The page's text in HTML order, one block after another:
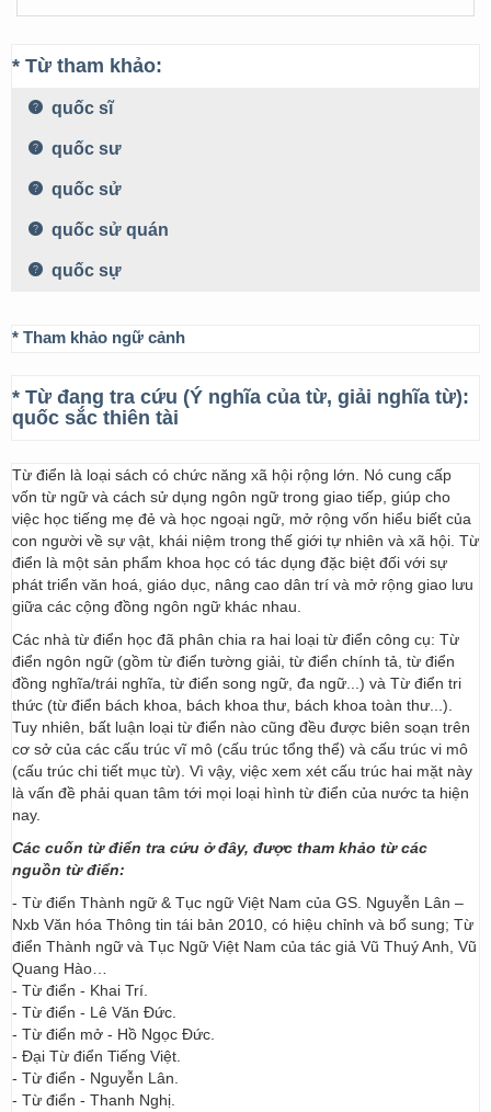
* Từ tham khảo:
quốc sĩ
quốc sư
quốc sử
quốc sử quán
quốc sự
* Tham khảo ngữ cảnh
* Từ đang tra cứu (Ý nghĩa của từ, giải nghĩa từ):
quốc sắc thiên tài
Từ điển là loại sách có chức năng xã hội rộng lớn. Nó cung cấp
vốn từ ngữ và cách sử dụng ngôn ngữ trong giao tiếp, giúp cho
việc học tiếng mẹ đẻ và học ngoại ngữ, mở rộng vốn hiểu biết của
con người về sự vật, khái niệm trong thế giới tự nhiên và xã hội. Từ
điển là một sản phẩm khoa học có tác dụng đặc biệt đối với sự
phát triển văn hoá, giáo dục, nâng cao dân trí và mở rộng giao lưu
giữa các cộng đồng ngôn ngữ khác nhau.
Các nhà từ điển học đã phân chia ra hai loại từ điển công cụ: Từ
điển ngôn ngữ (gồm từ điển tường giải, từ điển chính tả, từ điển
đồng nghĩa/trái nghĩa, từ điển song ngữ, đa ngữ...) và Từ điển tri
thức (từ điển bách khoa, bách khoa thư, bách khoa toàn thư...).
Tuy nhiên, bất luận loại từ điển nào cũng đều được biên soạn trên
cơ sở của các cấu trúc vĩ mô (cấu trúc tổng thể) và cấu trúc vi mô
(cấu trúc chi tiết mục từ). Vì vậy, việc xem xét cấu trúc hai mặt này
là vấn đề phải quan tâm tới mọi loại hình từ điển của nước ta hiện
nay.
Các cuốn từ điển tra cứu ở đây, được tham khảo từ các
nguồn từ điển:
- Từ điển Thành ngữ & Tục ngữ Việt Nam của GS. Nguyễn Lân –
Nxb Văn hóa Thông tin tái bản 2010, có hiệu chỉnh và bổ sung; Từ
điển Thành ngữ và Tục Ngữ Việt Nam của tác giả Vũ Thuý Anh, Vũ
Quang Hào…
- Từ điển - Khai Trí.
- Từ điển - Lê Văn Đức.
- Từ điển mở - Hồ Ngọc Đức.
- Đại Từ điển Tiếng Việt.
- Từ điển - Nguyễn Lân.
- Từ điển - Thanh Nghị.